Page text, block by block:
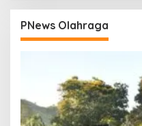
PNews Olahraga